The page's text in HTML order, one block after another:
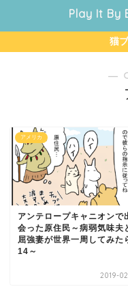
Play It By
猫
―
アメリカ
アンテロープキャニオンで
会った原住民～病弱気味夫
屈強妻が世界一周してみた
14～
2019-